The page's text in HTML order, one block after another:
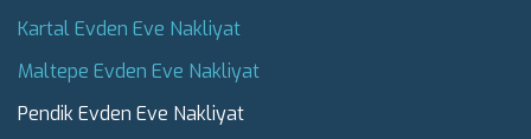
Kartal Evden Eve Nakliyat
Maltepe Evden Eve Nakliyat
Pendik Evden Eve Nakliyat